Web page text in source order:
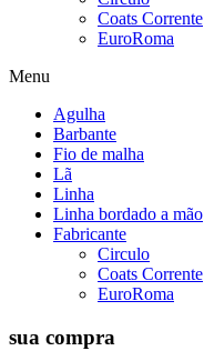
Coats Corrente
EuroRoma
Menu
Agulha
Barbante
Fio de malha
Lã
Linha
Linha bordado a mão
Fabricante
Circulo
Coats Corrente
EuroRoma
sua compra